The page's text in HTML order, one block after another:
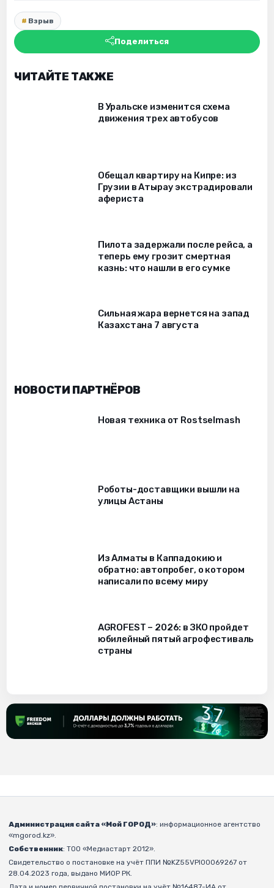
Взрыв
Поделиться
ЧИТАЙТЕ ТАКЖЕ
В Уральске изменится схема
движения трех автобусов
Обещал квартиру на Кипре: из
Грузии в Атырау экстрадировали
афериста
Пилота задержали после рейса, а
теперь ему грозит смертная
казнь: что нашли в его сумке
Сильная жара вернется на запад
Казахстана 7 августа
НОВОСТИ ПАРТНЁРОВ
Новая техника от Rostselmash
Роботы-доставщики вышли на
улицы Астаны
Из Алматы в Каппадокию и
обратно: автопробег, о котором
написали по всему миру
AGROFEST – 2026: в ЗКО пройдет
юбилейный пятый агрофестиваль
страны
Администрация сайта «Мой ГОРОД»: информационное агентство
«mgorod.kz».
Собственник: ТОО «Медиастарт 2012».
Свидетельство о постановке на учёт ППИ №KZ55VPI00069267 от
28.04.2023 года, выдано МИОР РК.